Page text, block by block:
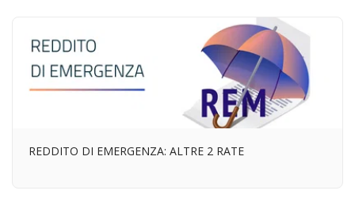
REDDITO DI EMERGENZA: ALTRE 2 RATE